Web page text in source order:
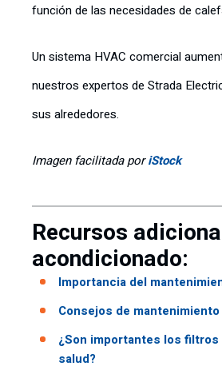
función de las necesidades de
Un sistema HVAC comercial
nuestros expertos de Strada
sus alrededores.
Imagen facilitada poriStock
Recursos
acondicionado:
Importancia del
Consejos de mantenimiento
¿Son importantes los
salud?